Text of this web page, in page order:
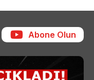
Abone Olun